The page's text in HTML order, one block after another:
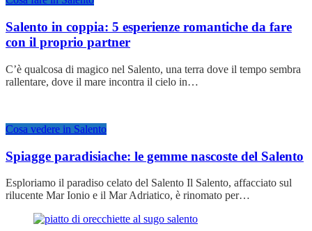
Salento in coppia: 5 esperienze romantiche da fare
con il proprio partner
C’è qualcosa di magico nel Salento, una terra dove il tempo sembra
rallentare, dove il mare incontra il cielo in…
Cosa vedere in Salento
Spiagge paradisiache: le gemme nascoste del Salento
Esploriamo il paradiso celato del Salento Il Salento, affacciato sul
rilucente Mar Ionio e il Mar Adriatico, è rinomato per…